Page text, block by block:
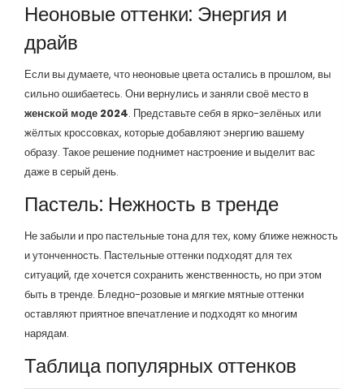
Неоновые оттенки: Энергия и
драйв
Если вы думаете, что неоновые цвета остались в прошлом, вы
сильно ошибаетесь. Они вернулись и заняли своё место в
женской моде 2024. Представьте себя в ярко-зелёных или
жёлтых кроссовках, которые добавляют энергию вашему
образу. Такое решение поднимет настроение и выделит вас
даже в серый день.
Пастель: Нежность в тренде
Не забыли и про пастельные тона для тех, кому ближе нежность
и утонченность. Пастельные оттенки подходят для тех
ситуаций, где хочется сохранить женственность, но при этом
быть в тренде. Бледно-розовые и мягкие мятные оттенки
оставляют приятное впечатление и подходят ко многим
нарядам.
Таблица популярных оттенков